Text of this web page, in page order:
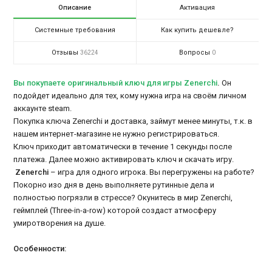
Описание Активация
Системные требования Как купить дешевле?
Отзывы 36224 Вопросы 0
Вы покупаете оригинальный ключ для игры Zenerchi. Он
подойдет идеально для тех, кому нужна игра на своём личном
аккаунте steam.
Покупка ключа Zenerchi и доставка, займут менее минуты, т.к. в
нашем интернет-магазине не нужно регистрироваться.
Ключ приходит автоматически в течение 1 секунды после
платежа. Далее можно активировать ключ и скачать игру.
Zenerchi – игра для одного игрока. Вы перегружены на работе?
Покорно изо дня в день выполняете рутинные дела и
полностью погрязли в стрессе? Окунитесь в мир Zenerchi,
геймплей (Three-in-a-row) которой создаст атмосферу
умиротворения на душе.
Особенности: